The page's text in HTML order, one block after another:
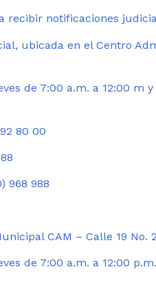
notificaciones
ubicada en el Centro
de 7:00 a.m. a 12:00 m
80 00
968 988
CAM – Calle 19 No.
de 7:00 a.m. a 12:00